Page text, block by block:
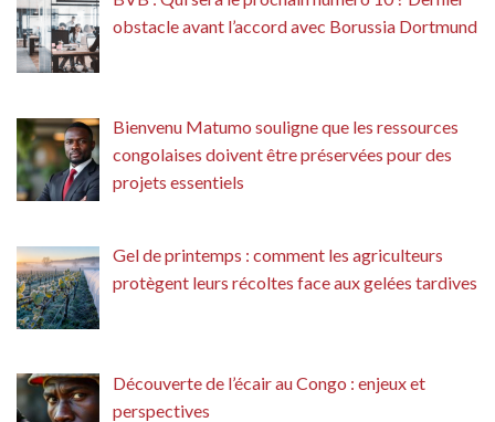
obstacle avant l’accord avec Borussia Dortmund
Bienvenu Matumo souligne que les ressources
congolaises doivent être préservées pour des
projets essentiels
Gel de printemps : comment les agriculteurs
protègent leurs récoltes face aux gelées tardives
Découverte de l’écair au Congo : enjeux et
perspectives